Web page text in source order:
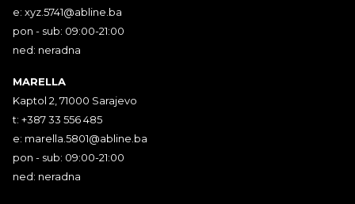
e: xyz.5741@abline.ba
pon - sub: 09:00-21:00
ned: neradna
MARELLA
Kaptol 2, 71000 Sarajevo
t: +387 33 556 485
e: marella.5801@abline.ba
pon - sub: 09:00-21:00
ned: neradna